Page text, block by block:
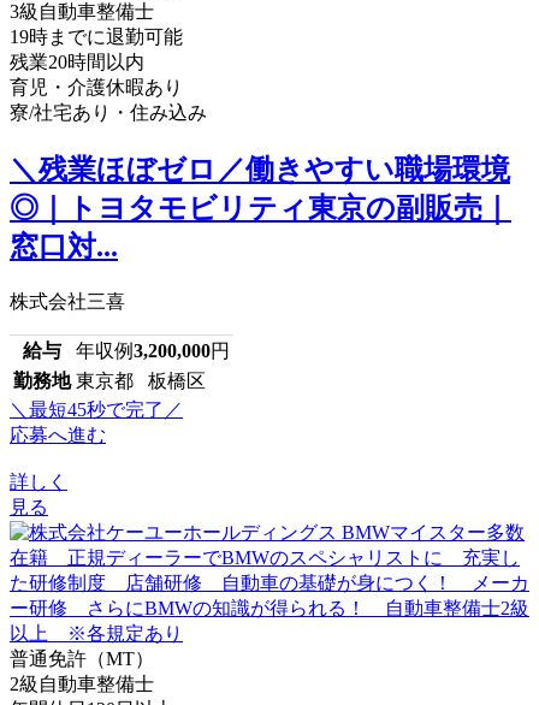
3級自動車整備士
19時までに退勤可能
残業20時間以内
育児・介護休暇あり
寮/社宅あり・住み込み
＼残業ほぼゼロ／働きやすい職場環境
◎｜トヨタモビリティ東京の副販売｜
窓口対...
株式会社三喜
給与 年収例3,200,000円
勤務地 東京都 板橋区
＼最短45秒で完了／
応募へ進む
詳しく
見る
普通免許（MT）
2級自動車整備士